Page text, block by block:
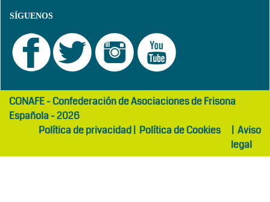
SÍGUENOS
girls
abaya
maltepe
otelCONAFE - Confederación de Asociaciones de Frisona
Española - 2026
Política de privacidad| Política de Cookies | Aviso
legal